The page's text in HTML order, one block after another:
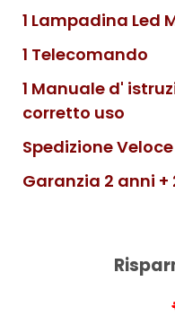
1 Lampadina Led
1 Telecomando
1 Manuale d'
corretto uso
Spedizione Veloce
Garanzia 2 anni